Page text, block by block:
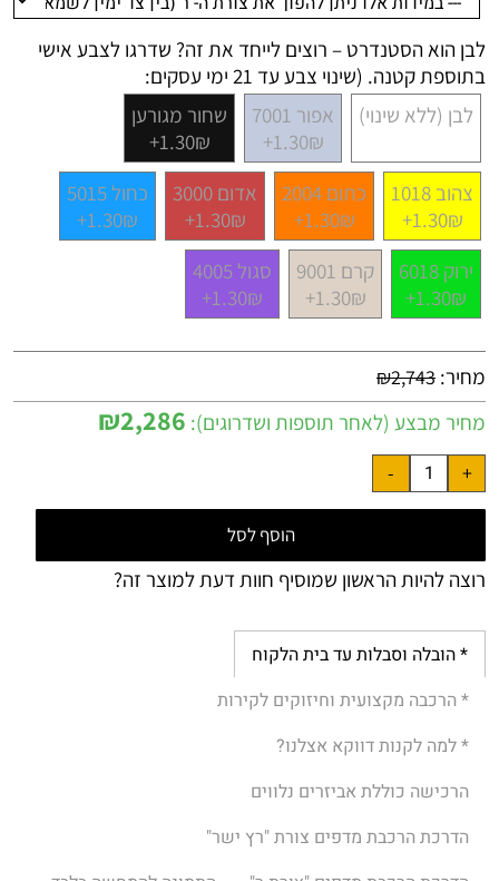
לבן הוא הסטנדרט – רוצים לייחד את זה? שדרגו לצבע אישי
בתוספת קטנה. (שינוי צבע עד 21 ימי עסקים:
לבן (ללא שינוי)
אפור 7001
1.30₪+
שחור מגורען
1.30₪+
צהוב 1018
1.30₪+
כתום 2004
1.30₪+
אדום 3000
1.30₪+
כחול 5015
1.30₪+
ירוק 6018
1.30₪+
קרם 9001
1.30₪+
סגול 4005
1.30₪+
מחיר: ₪2,743
מחיר מבצע (לאחר תוספות ושדרוגים): ₪2,286
הוסף לסל
רוצה להיות הראשון שמוסיף חוות דעת למוצר זה?
* הובלה וסבלות עד בית הלקוח
* הרכבה מקצועית וחיזוקים לקירות
* למה לקנות דווקא אצלנו?
הרכישה כוללת אביזרים נלווים
הדרכת הרכבת מדפים צורת "רץ ישר"